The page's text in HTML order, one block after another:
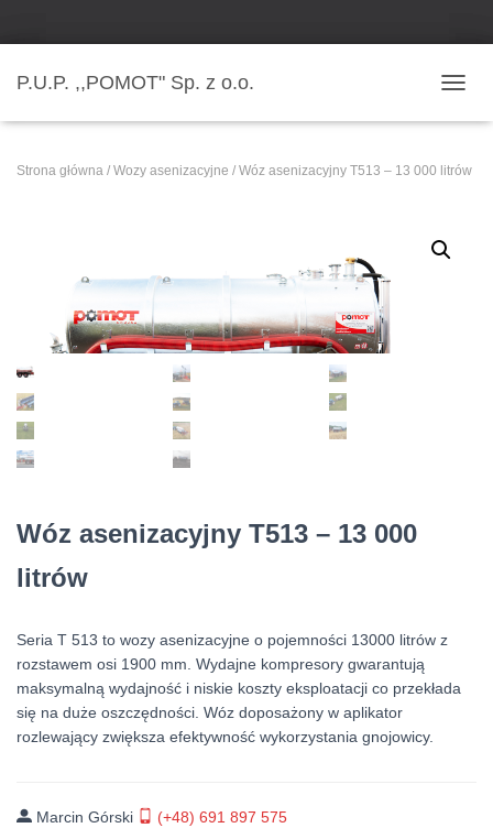
P.U.P. ,,POMOT" Sp. z o.o.
Strona główna / Wozy asenizacyjne / Wóz asenizacyjny T513 – 13 000 litrów
Wóz asenizacyjny T513 – 13 000
litrów
Seria T 513 to wozy asenizacyjne o pojemności 13000 litrów z
rozstawem osi 1900 mm. Wydajne kompresory gwarantują
maksymalną wydajność i niskie koszty eksploatacji co przekłada
się na duże oszczędności. Wóz doposażony w aplikator
rozlewający zwiększa efektywność wykorzystania gnojowicy.
Marcin Górski (+48) 691 897 575